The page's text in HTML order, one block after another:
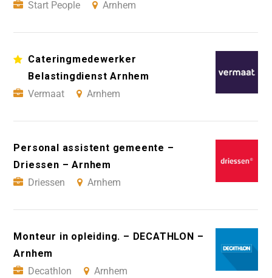
Start People
Arnhem
Cateringmedewerker
Belastingdienst Arnhem
Vermaat
Arnhem
Personal assistent gemeente –
Driessen – Arnhem
Driessen
Arnhem
Monteur in opleiding. – DECATHLON –
Arnhem
Decathlon
Arnhem